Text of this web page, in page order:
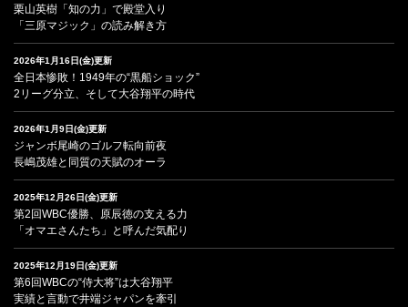
栗山英樹「知の力」で殿堂入り
「三原マジック」の読み解き方
2026年1月16日(金)更新
全日本惨敗！1949年の“黒船ショック”
2リーグ分立、そして大谷翔平の時代
2026年1月9日(金)更新
ジャンボ尾崎のゴルフ転向前夜
長嶋茂雄と同質の天賦のオーラ
2025年12月26日(金)更新
第2回WBC優勝、原辰徳の支える力
「オマエさんたち」と呼んだ気配り
2025年12月19日(金)更新
第6回WBCの“侍大将”は大谷翔平
実績と言動で井端ジャパンを牽引